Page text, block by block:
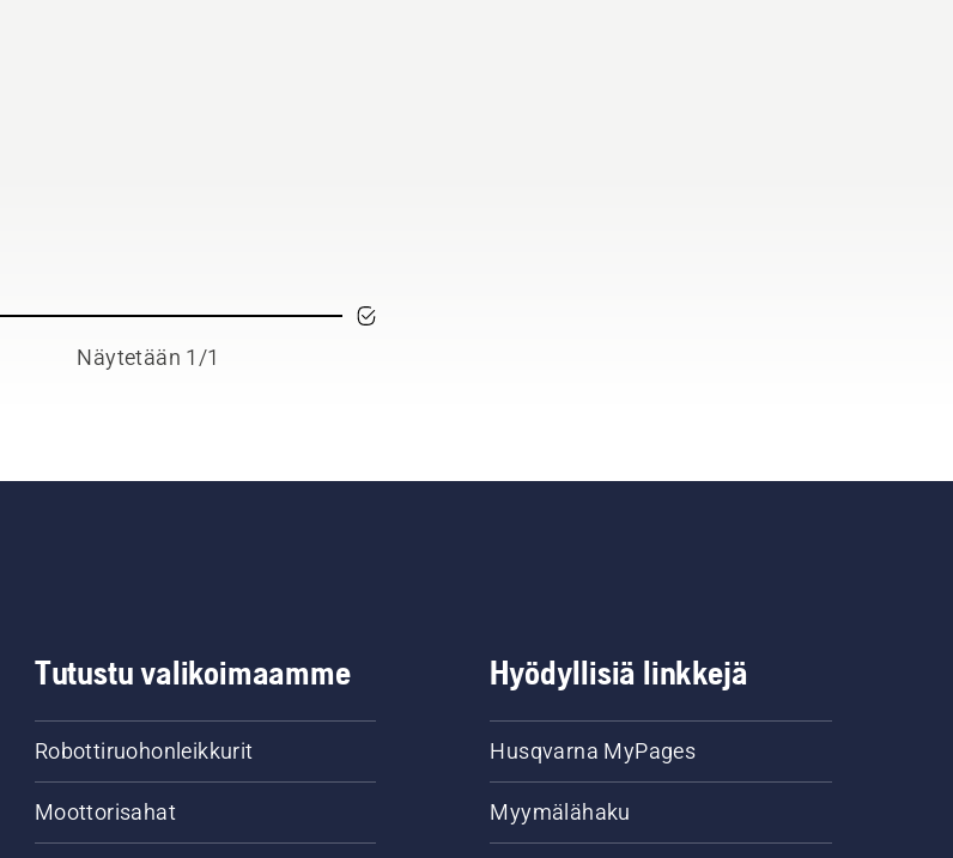
Näytetään 1/1
Tutustu valikoimaamme
Robottiruohonleikkurit
Moottorisahat
Hyödyllisiä linkkejä
Husqvarna MyPages
Myymälähaku